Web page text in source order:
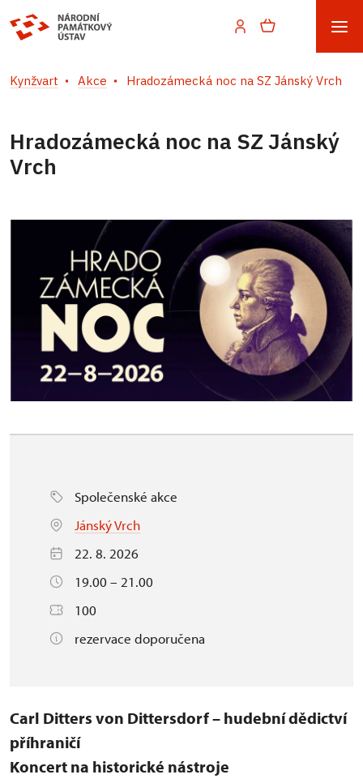
Kynžvart Akce Hradozámecká noc na SZ Jánský Vrch
Hradozámecká noc na SZ Jánský
Vrch
Společenské akce
Jánský Vrch
22. 8. 2026
19.00 – 21.00
100
rezervace doporučena
Carl Ditters von Dittersdorf – hudební dědictví
příhraničí
Koncert na historické nástroje